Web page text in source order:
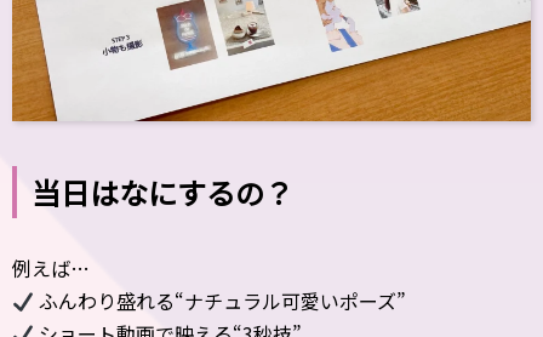
当日はなにするの？
例えば…
ふんわり盛れる“ナチュラル可愛いポーズ”